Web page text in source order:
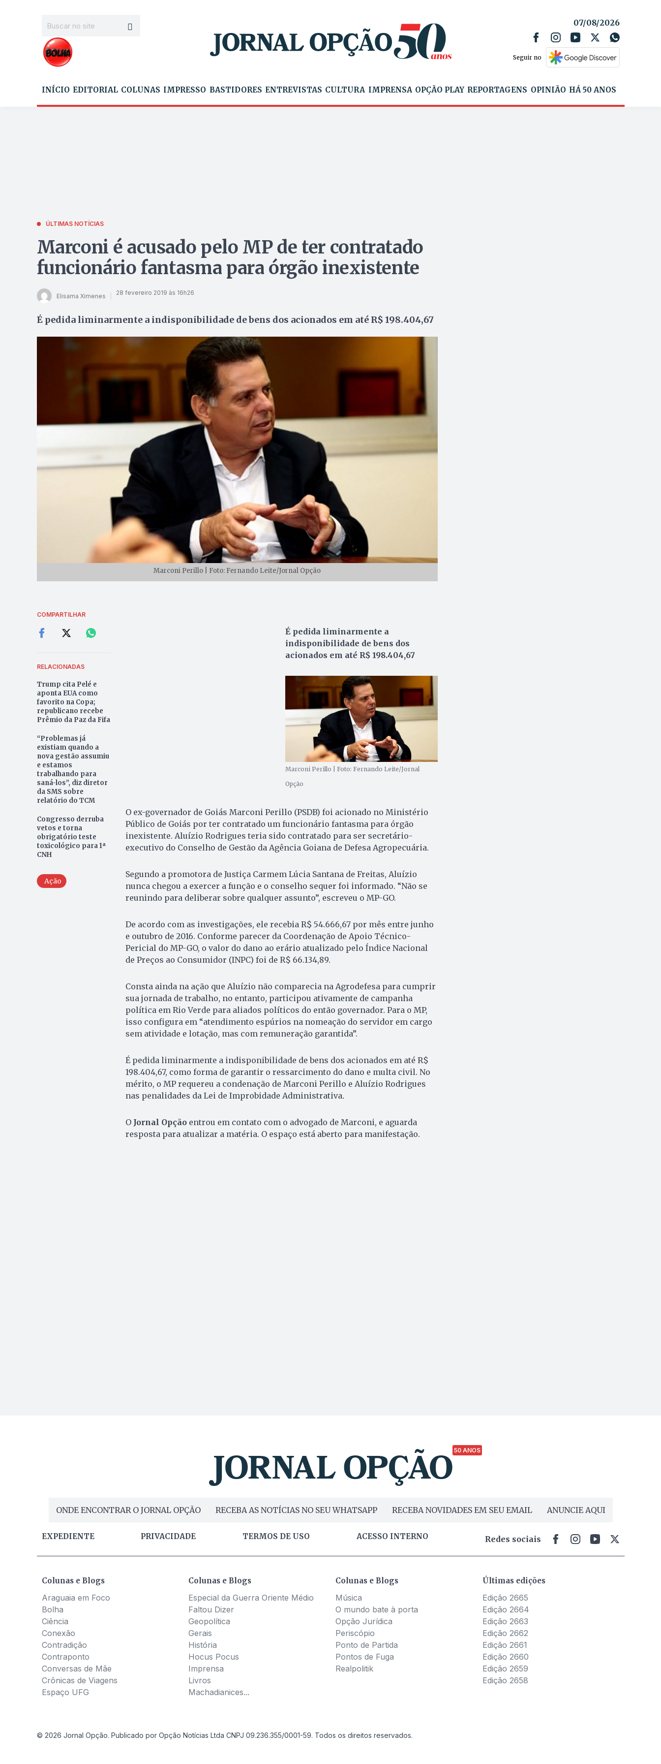
07/08/2026
Seguir no
INÍCIO EDITORIAL COLUNAS IMPRESSO BASTIDORES ENTREVISTAS CULTURA IMPRENSA OPÇÃO PLAY REPORTAGENS OPINIÃO HÁ 50 ANOS
ÚLTIMAS NOTÍCIAS
Marconi é acusado pelo MP de ter contratado
funcionário fantasma para órgão inexistente
Elisama Ximenes 28 fevereiro 2019 às 16h26
É pedida liminarmente a indisponibilidade de bens dos acionados em até R$ 198.404,67
Marconi Perillo | Foto: Fernando Leite/Jornal Opção
COMPARTILHAR
RELACIONADAS
Trump cita Pelé e
aponta EUA como
favorito na Copa;
republicano recebe
Prêmio da Paz da Fifa
“Problemas já
existiam quando a
nova gestão assumiu
e estamos
trabalhando para
saná-los”, diz diretor
da SMS sobre
relatório do TCM
Congresso derruba
vetos e torna
obrigatório teste
toxicológico para 1ª
CNH
Ação
É pedida liminarmente a
indisponibilidade de bens dos
acionados em até R$ 198.404,67
Marconi Perillo | Foto: Fernando Leite/Jornal
Opção
O ex-governador de Goiás Marconi Perillo (PSDB) foi acionado no Ministério
Público de Goiás por ter contratado um funcionário fantasma para órgão
inexistente. Aluízio Rodrigues teria sido contratado para ser secretário-
executivo do Conselho de Gestão da Agência Goiana de Defesa Agropecuária.
Segundo a promotora de Justiça Carmem Lúcia Santana de Freitas, Aluízio
nunca chegou a exercer a função e o conselho sequer foi informado. “Não se
reunindo para deliberar sobre qualquer assunto”, escreveu o MP-GO.
De acordo com as investigações, ele recebia R$ 54.666,67 por mês entre junho
e outubro de 2016. Conforme parecer da Coordenação de Apoio Técnico-
Pericial do MP-GO, o valor do dano ao erário atualizado pelo Índice Nacional
de Preços ao Consumidor (INPC) foi de R$ 66.134,89.
Consta ainda na ação que Aluízio não comparecia na Agrodefesa para cumprir
sua jornada de trabalho, no entanto, participou ativamente de campanha
política em Rio Verde para aliados políticos do então governador. Para o MP,
isso configura em “atendimento espúrios na nomeação do servidor em cargo
sem atividade e lotação, mas com remuneração garantida”.
É pedida liminarmente a indisponibilidade de bens dos acionados em até R$
198.404,67, como forma de garantir o ressarcimento do dano e multa civil. No
mérito, o MP requereu a condenação de Marconi Perillo e Aluízio Rodrigues
nas penalidades da Lei de Improbidade Administrativa.
O Jornal Opçãoentrou em contato com o advogado de Marconi, e aguarda
resposta para atualizar a matéria. O espaço está aberto para manifestação.
50 ANOS
ONDE ENCONTRAR O JORNAL OPÇÃO RECEBA AS NOTÍCIAS NO SEU WHATSAPP RECEBA NOVIDADES EM SEU EMAIL ANUNCIE AQUI
EXPEDIENTE PRIVACIDADE TERMOS DE USO ACESSO INTERNO Redes sociais
Colunas e Blogs
Araguaia em Foco
Bolha
Ciência
Conexão
Contradição
Contraponto
Conversas de Mãe
Crônicas de Viagens
Espaço UFG
Colunas e Blogs
Especial da Guerra Oriente Médio
Faltou Dizer
Geopolítica
Gerais
História
Hocus Pocus
Imprensa
Livros
Machadianices...
Colunas e Blogs
Música
O mundo bate à porta
Opção Jurídica
Periscópio
Ponto de Partida
Pontos de Fuga
Realpolitik
Últimas edições
Edição 2665
Edição 2664
Edição 2663
Edição 2662
Edição 2661
Edição 2660
Edição 2659
Edição 2658
© 2026 Jornal Opção. Publicado por Opção Notícias Ltda CNPJ 09.236.355/0001-59. Todos os direitos reservados.